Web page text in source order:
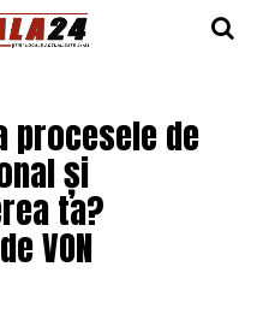
procesele de
și
ta?
VON